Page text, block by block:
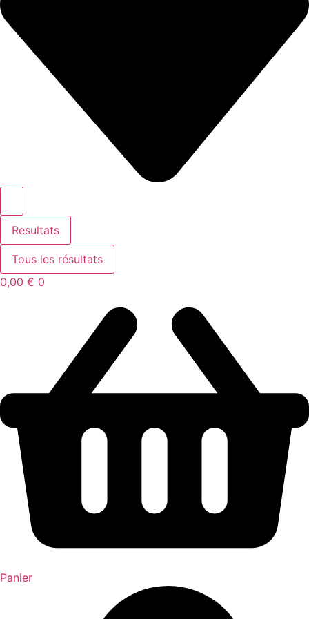
Resultats
Tous les résultats
0,00 € 0
Panier